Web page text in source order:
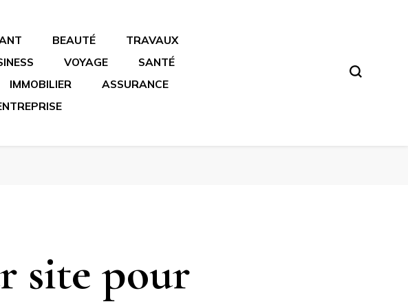
BEAUTÉ
TRAVAUX
VOYAGE
SANTÉ
IMMOBILIER
ASSURANCE
site pour